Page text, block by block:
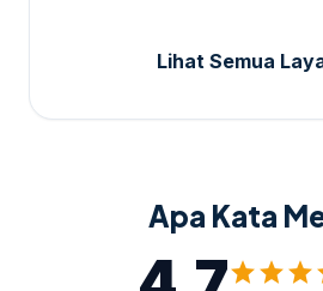
Lihat Semua
Apa Kata
starstarstar